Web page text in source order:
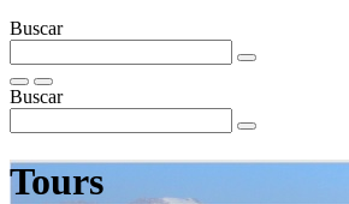
Buscar
Buscar
Tours